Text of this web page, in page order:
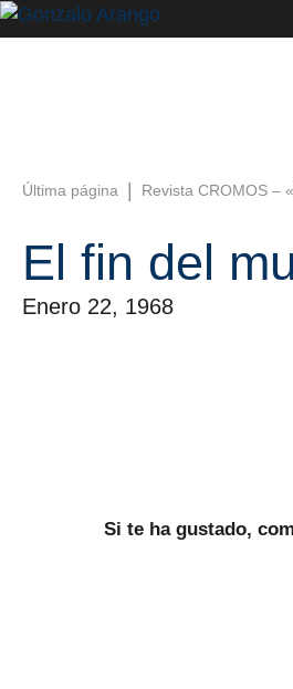
Última página Revista CROMOS –
El fin del
Enero 22, 1968
Si te ha gustado,